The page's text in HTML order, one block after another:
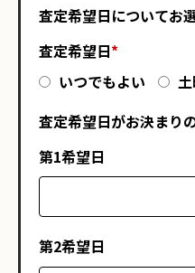
査定希望日についてお
査定希望日*
いつでもよい
査定希望日がお決まり
第1希望日
第2希望日